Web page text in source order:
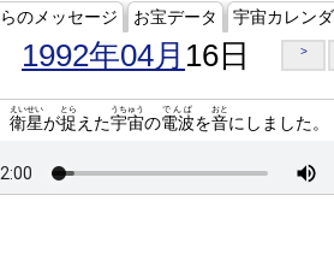
のメッセージ お宝データ 宇宙カレン
1992年04月 16日 >
衛星
えいせい
が捉
とら
えた宇宙
うちゅう
の電波
でんぱ
を音
おと
にしました。